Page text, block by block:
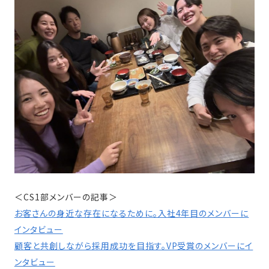
＜CS1部メンバーの記事＞
お客さんの身近な存在になるために。入社4年目のメンバーに
インタビュー
顧客と共創しながら採用成功を目指す。VP受賞のメンバーにイ
ンタビュー